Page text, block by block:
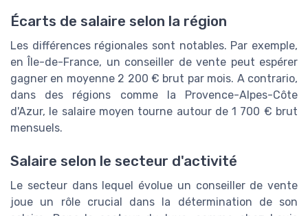
Écarts de salaire selon la région
Les différences régionales sont notables. Par exemple,
en Île-de-France, un conseiller de vente peut espérer
gagner en moyenne 2 200 € brut par mois. A contrario,
dans des régions comme la Provence-Alpes-Côte
d'Azur, le salaire moyen tourne autour de 1 700 € brut
mensuels.
Salaire selon le secteur d'activité
Le secteur dans lequel évolue un conseiller de vente
joue un rôle crucial dans la détermination de son